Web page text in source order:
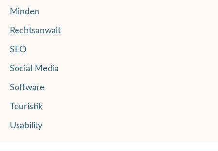
Minden
Rechtsanwalt
SEO
Social Media
Software
Touristik
Usability